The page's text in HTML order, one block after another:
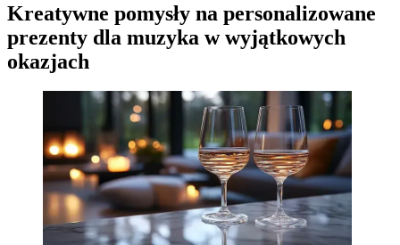
Kreatywne pomysły na personalizowane
prezenty dla muzyka w wyjątkowych
okazjach